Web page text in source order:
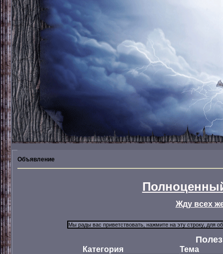
Объявление
Жду всех
Категория Тема